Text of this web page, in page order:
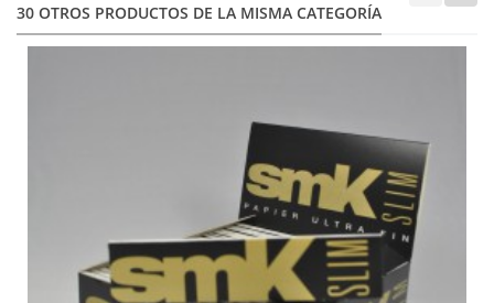
30 OTROS PRODUCTOS DE LA MISMA CATEGORÍA